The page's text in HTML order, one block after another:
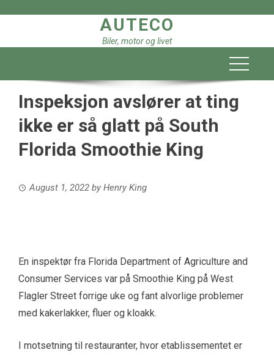
AUTECO
Biler, motor og livet
Inspeksjon avslører at ting
ikke er så glatt på South
Florida Smoothie King
August 1, 2022 by Henry King
En inspektør fra Florida Department of Agriculture and
Consumer Services var på Smoothie King på West
Flagler Street forrige uke og fant alvorlige problemer
med kakerlakker, fluer og kloakk.
I motsetning til restauranter, hvor etablissementet er